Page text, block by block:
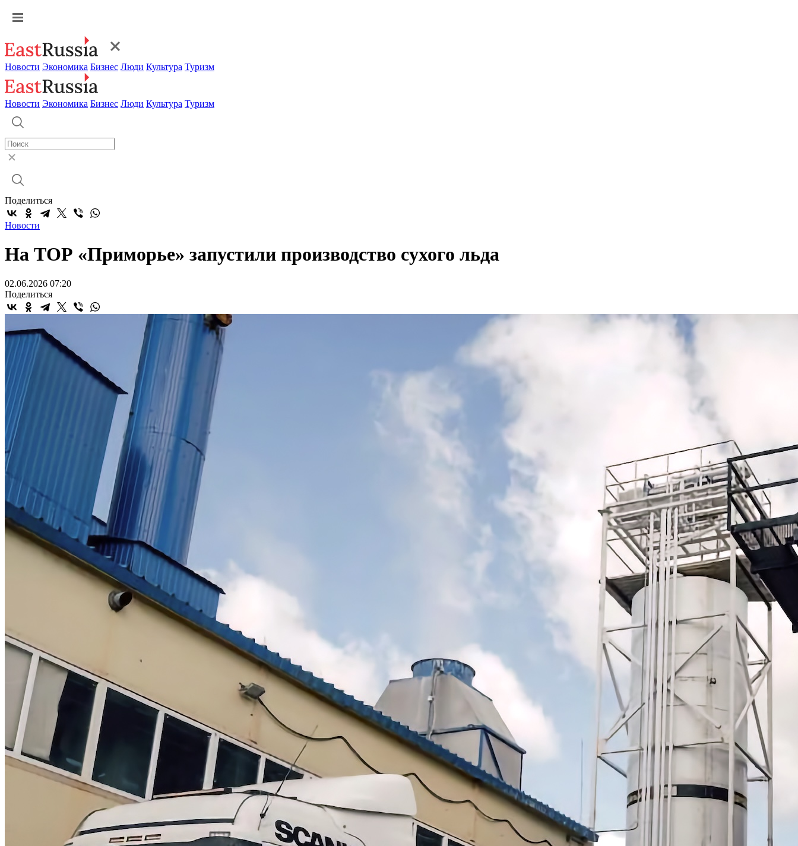
Новости Экономика Бизнес Люди Культура Туризм
Новости Экономика Бизнес Люди Культура Туризм
Поделиться
Новости
На ТОР «Приморье» запустили производство сухого льда
02.06.2026 07:20
Поделиться